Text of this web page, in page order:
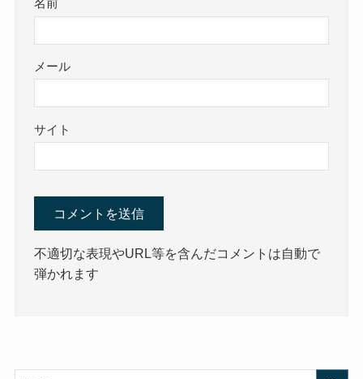
名前
メール
サイト
不適切な表現やURL等を含んだコメントは自動で
弾かれます